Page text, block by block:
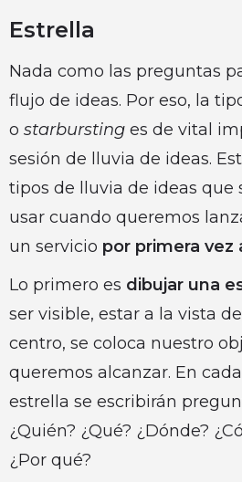
Estrella
Nada como las preguntas
flujo de ideas. Por eso, la
o starbursting es de vital
sesión de lluvia de ideas.
tipos de lluvia de ideas que
usar cuando queremos
un servicio por primera vez
Lo primero es dibujar una
ser visible, estar a la vista
centro, se coloca nuestro
queremos alcanzar. En
estrella se escribirán
¿Quién? ¿Qué? ¿Dónde?
¿Por qué?